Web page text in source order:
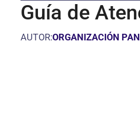
Guía de
AUTOR:ORGANIZACIÓN